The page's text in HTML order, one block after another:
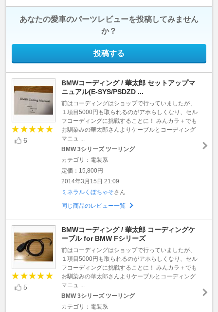
あなたの愛車のパーツレビューを投稿してみません
か？
投稿する
6
BMWコーディング / 華太郎 セットアップマ
ニュアル(E-SYS/PSDZD ...
前はコーディングはショップで行っていましたが、
１項目5000円も取られるのがアホらしくなり、セル
フコーディングに挑戦することに！ みんカラ＋でも
お馴染みの華太郎さんよりケーブルとコーディング
マニュ ...
BMW 3シリーズ ツーリング
カテゴリ：電装系
定価：15,800円
2014年3月15日 21:09
ミネラルくぼちゃそさん
同じ商品のレビュー一覧
5
BMWコーディング / 華太郎 コーディングケ
ーブル for BMW Fシリーズ
前はコーディングはショップで行っていましたが、
１項目5000円も取られるのがアホらしくなり、セル
フコーディングに挑戦することに！ みんカラ＋でも
お馴染みの華太郎さんよりケーブルとコーディング
マニュ ...
BMW 3シリーズ ツーリング
カテゴリ：電装系